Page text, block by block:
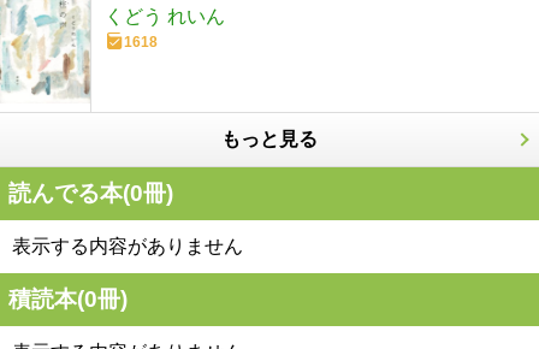
くどう れいん
1618
もっと見る
読んでる本(0冊)
表示する内容がありません
積読本(0冊)